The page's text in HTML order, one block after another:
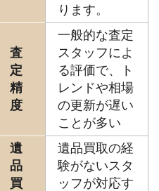
ります。
査
定
精
度
一般的な査定
スタッフによ
る評価で、ト
レンドや相場
の更新が遅い
ことが多い
遺
品
買
遺品買取の経
験がないスタ
ッフが対応す